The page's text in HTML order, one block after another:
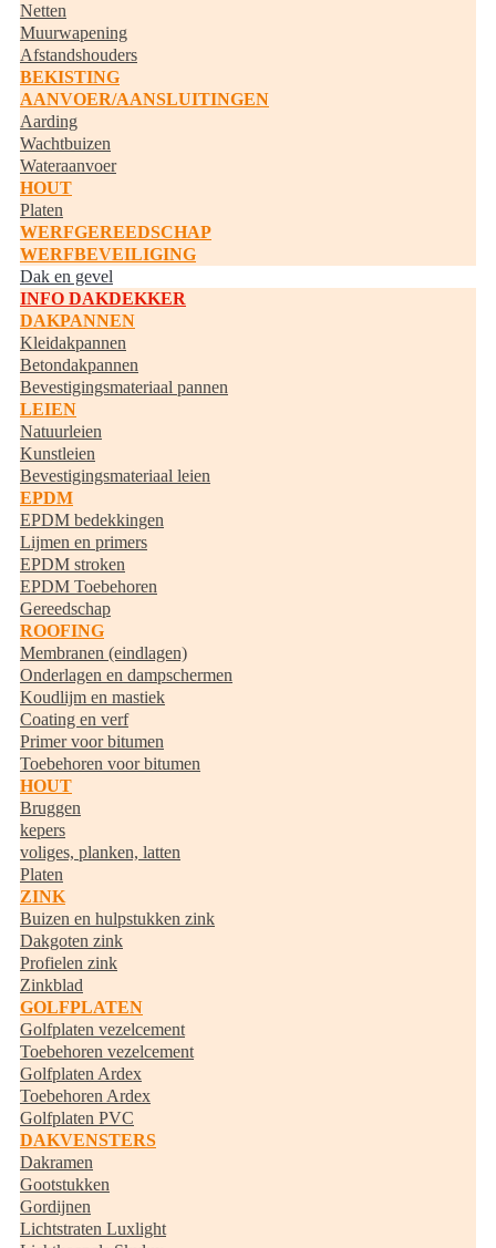
Netten
Muurwapening
Afstandshouders
BEKISTING
AANVOER/AANSLUITINGEN
Aarding
Wachtbuizen
Wateraanvoer
HOUT
Platen
WERFGEREEDSCHAP
WERFBEVEILIGING
Dak en gevel
INFO DAKDEKKER
DAKPANNEN
Kleidakpannen
Betondakpannen
Bevestigingsmateriaal pannen
LEIEN
Natuurleien
Kunstleien
Bevestigingsmateriaal leien
EPDM
EPDM bedekkingen
Lijmen en primers
EPDM stroken
EPDM Toebehoren
Gereedschap
ROOFING
Membranen (eindlagen)
Onderlagen en dampschermen
Koudlijm en mastiek
Coating en verf
Primer voor bitumen
Toebehoren voor bitumen
HOUT
Bruggen
kepers
voliges, planken, latten
Platen
ZINK
Buizen en hulpstukken zink
Dakgoten zink
Profielen zink
Zinkblad
GOLFPLATEN
Golfplaten vezelcement
Toebehoren vezelcement
Golfplaten Ardex
Toebehoren Ardex
Golfplaten PVC
DAKVENSTERS
Dakramen
Gootstukken
Gordijnen
Lichtstraten Luxlight